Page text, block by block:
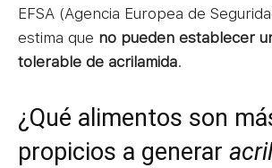
EFSA (Agencia Europea de
estima que no pueden establecer
tolerable de acrilamida.
¿Qué alimentos son
propicios a generar